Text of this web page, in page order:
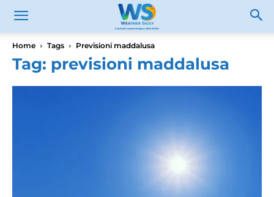
Home Tags Previsioni maddalusa
Tag: previsioni maddalusa